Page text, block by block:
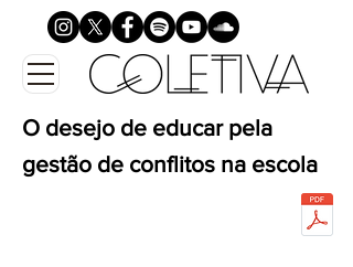
O desejo de educar pela
gestão de conflitos na escola